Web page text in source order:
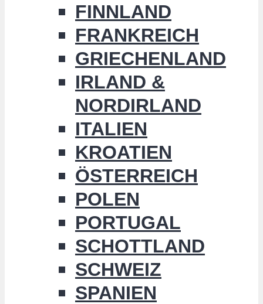
FINNLAND
FRANKREICH
GRIECHENLAND
IRLAND &
NORDIRLAND
ITALIEN
KROATIEN
ÖSTERREICH
POLEN
PORTUGAL
SCHOTTLAND
SCHWEIZ
SPANIEN